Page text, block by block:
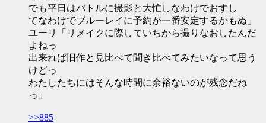
でも平日はバトルに撮影と大忙しなわけでおすし
てなわけでブルーレイに予約が一番安定するかもぬ」
ユーリ「リメイクに際していちから撮りなおしたんだ
よねっ
出来れば旧作と見比べて聞き比べてみたいなって思う
けどっ
わたしたちにはそんな時間に余裕ないのが残念だね
っ」
>>885